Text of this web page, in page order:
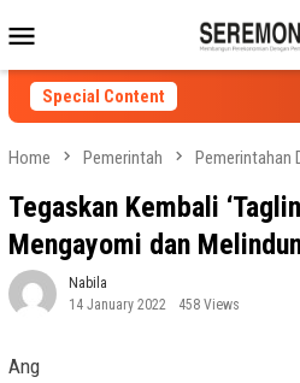
to
contentMenu
Special Content
Home Pemerintah Pemerintahan
Tegaskan Kembali
Mengayomi dan
Nabila
14 January 2022
458 Views
Ang